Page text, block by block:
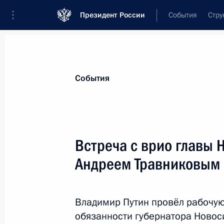
Президент России События
События
Встреча с врио главы
Андреем Травниковым
Владимир Путин провёл
обязанности губернатора